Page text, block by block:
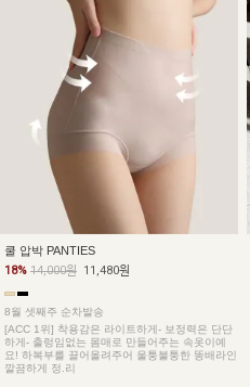
쿨 압박 PANTIES
18% 14,000원 11,480원
8월 셋째주 순차발송
[ACC 1위] 착용감은 라이트하게- 보정력은 단단
하게- 출렁임없는 몸매로 만들어주는 속옷이예
요! 하복부를 끌어올려주어 울퉁불퉁한 똥배라인
깔끔하게 정.리